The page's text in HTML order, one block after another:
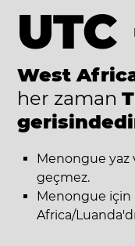
UTC
West
her zaman
Menongue yaz
geçmez.
Menongue için
Africa/